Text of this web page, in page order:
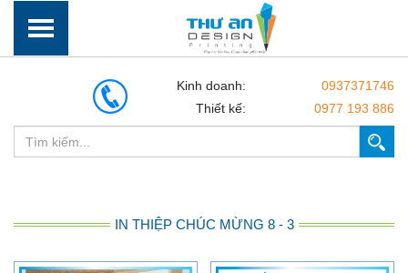
Kinh doanh:
0937371746
Thiết kế:
0977 193 886
IN THIỆP CHÚC MỪNG 8 - 3